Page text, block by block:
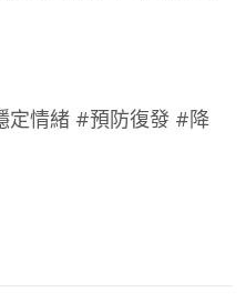
定情緒 #預防復發 #降